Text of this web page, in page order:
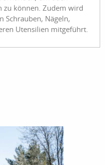
zu können. Zudem wird
Schrauben, Nägeln,
Utensilien mitgeführt.